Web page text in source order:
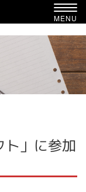
MENU
ト」に参加